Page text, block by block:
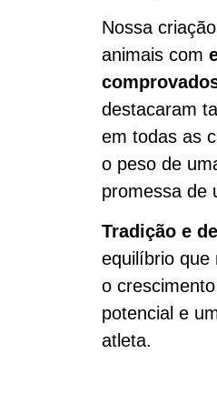
Nossa
animais com
destacaram
em todas as
o peso de
promessa de
Tradição e
equilíbrio que
o
potencial e
atleta.